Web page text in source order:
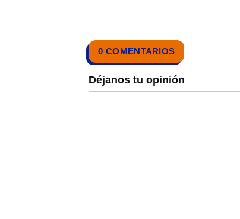
0 COMENTARIOS